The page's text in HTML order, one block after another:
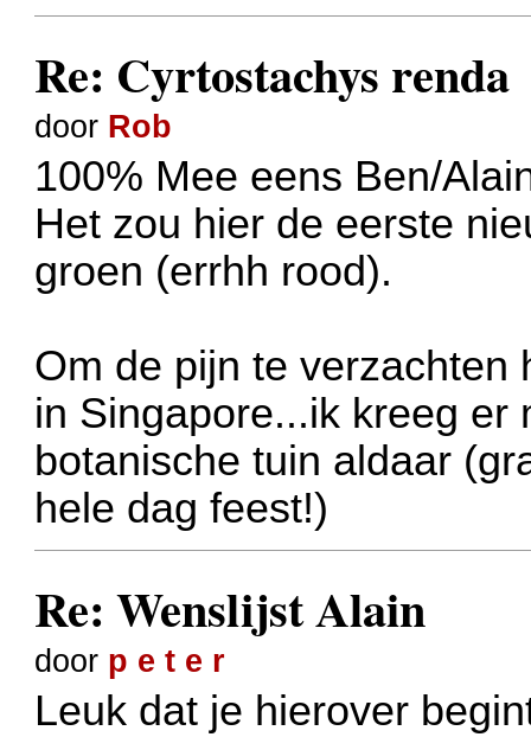
Re: Cyrtostachys renda
door Rob
100% Mee eens Ben/
Het zou hier de eerste
groen (errhh rood).
Om de pijn te verzachten
in Singapore...ik kreeg er
botanische tuin aldaar
hele dag feest!)
Re: Wenslijst Alain
door p e t e r
Leuk dat je hierover